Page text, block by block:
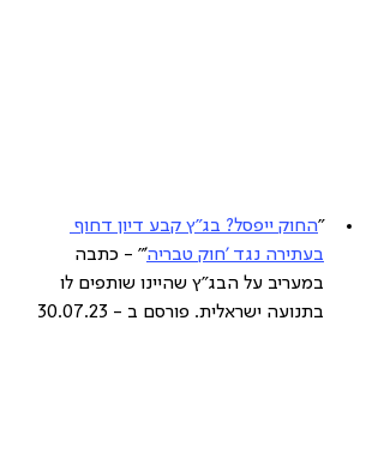
"החוק ייפסל? בג"ץ קבע דיון דחוף
בעתירה נגד 'חוק טבריה'" - כתבה
במעריב על הבג"ץ שהיינו שותפים לו
בתנועה ישראלית. פורסם ב - 30.07.23